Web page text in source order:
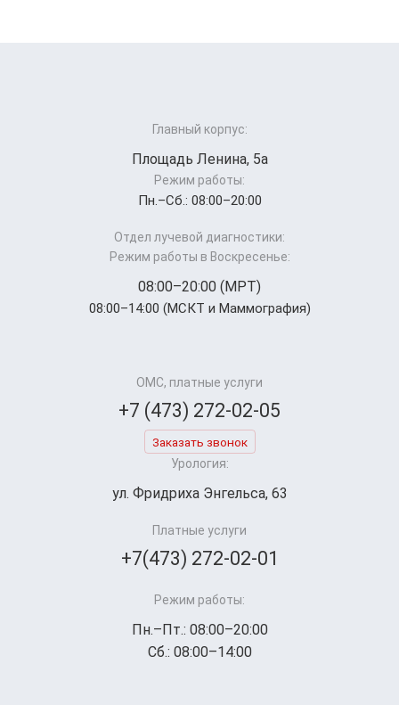
Главный корпус:
Площадь Ленина, 5а
Режим работы:
Пн.–Cб.: 08:00–20:00
Отдел лучевой диагностики:
Режим работы в Воскресенье:
08:00–20:00 (МРТ)
08:00–14:00 (МСКТ и Маммография)
ОМС, платные услуги
+7 (473) 272-02-05
Заказать звонок
Урология:
ул. Фридриха Энгельса, 63
Платные услуги
+7(473) 272-02-01
Режим работы:
Пн.–Пт.: 08:00–20:00
Сб.: 08:00–14:00